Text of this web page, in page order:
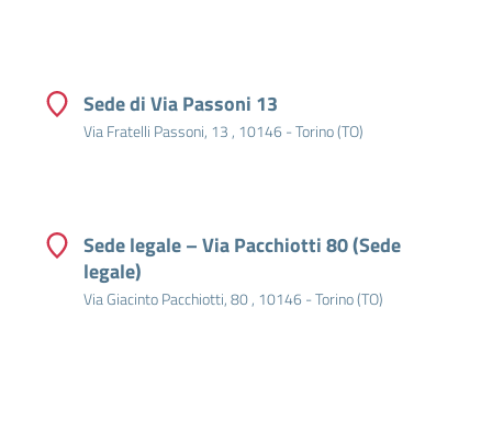
Sede di Via Passoni 13
Via Fratelli Passoni, 13 , 10146 - Torino (TO)
Sede legale – Via Pacchiotti 80(Sede
legale)
Via Giacinto Pacchiotti, 80 , 10146 - Torino (TO)